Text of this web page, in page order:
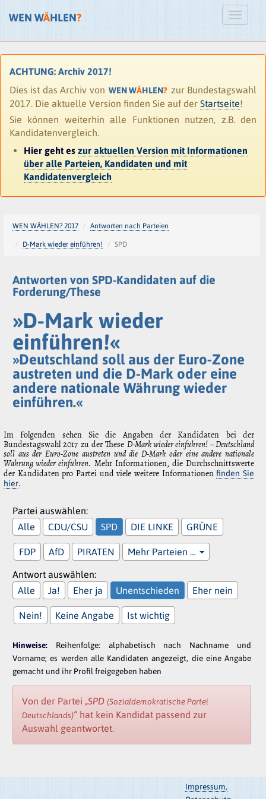
WEN WÄHLEN?
ACHTUNG: Archiv 2017!
Dies ist das Archiv von WEN WÄHLEN? zur Bundestagswahl
2017. Die aktuelle Version finden Sie auf der Startseite!
Sie können weiterhin alle Funktionen nutzen, z.B. den
Kandidatenvergleich.
Hier geht es zur aktuellen Version mit Informationen
über alle Parteien, Kandidaten und mit
Kandidatenvergleich
WEN WÄHLEN? 2017 Antworten nach Parteien
D-Mark wieder einführen! SPD
Antworten von SPD-Kandidaten auf die
Forderung/These
»D-Mark wieder
einführen!«
»Deutschland soll aus der Euro-Zone
austreten und die D-Mark oder eine
andere nationale Währung wieder
einführen.«
Im Folgenden sehen Sie die Angaben der Kandidaten bei der
Bundestagswahl 2017 zu der These D-Mark wieder einführen! – Deutschland
soll aus der Euro-Zone austreten und die D-Mark oder eine andere nationale
Währung wieder einführen. Mehr Informationen, die Durchschnittswerte
der Kandidaten pro Partei und viele weitere Informationenfinden Sie
hier.
Partei auswählen:
Alle
CDU/CSU SPD DIE LINKE GRÜNE
FDP AfD PIRATEN Mehr Parteien …
Antwort auswählen:
Alle
Ja! Eher ja Unentschieden Eher nein
Nein! Keine Angabe Ist wichtig
Hinweise: Reihenfolge: alphabetisch nach Nachname und
Vorname; es werden alle Kandidaten angezeigt, die eine Angabe
gemacht und ihr Profil freigegeben haben
Von der Partei „SPD (Sozialdemokratische Partei
Deutschlands)“ hat kein Kandidat passend zur
Auswahl geantwortet.
Impressum,